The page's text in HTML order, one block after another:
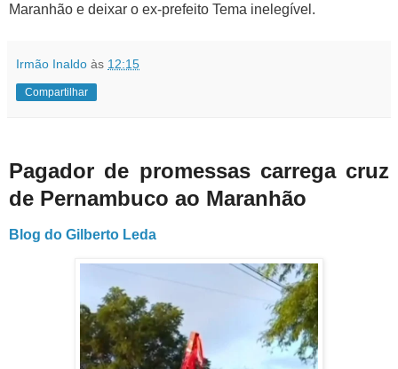
Maranhão e deixar o ex-prefeito Tema inelegível.
Irmão Inaldo às 12:15
Compartilhar
Pagador de promessas carrega cruz
de Pernambuco ao Maranhão
Blog do Gilberto Leda